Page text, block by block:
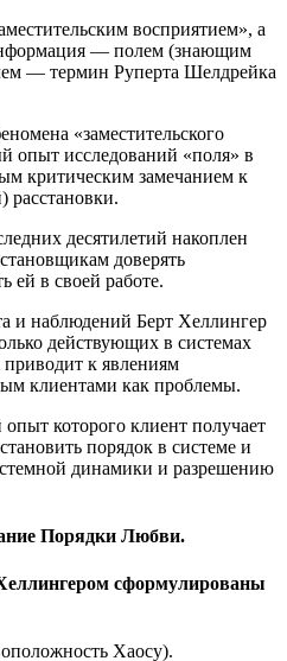
восприятием», а
— полем (знающим
— термин Руперта Шелдрейка
«заместительского
опыт исследований «поля» в
критическим замечанием к
расстановки.
десятилетий накоплен
доверять
ей в своей работе.
и наблюдений Берт Хеллингер
действующих в системах
к явлениям
клиентами как проблемы.
которого клиент получает
порядок в системе и
динамики и разрешению
Порядки Любви.
сформулированы
Хаосу).